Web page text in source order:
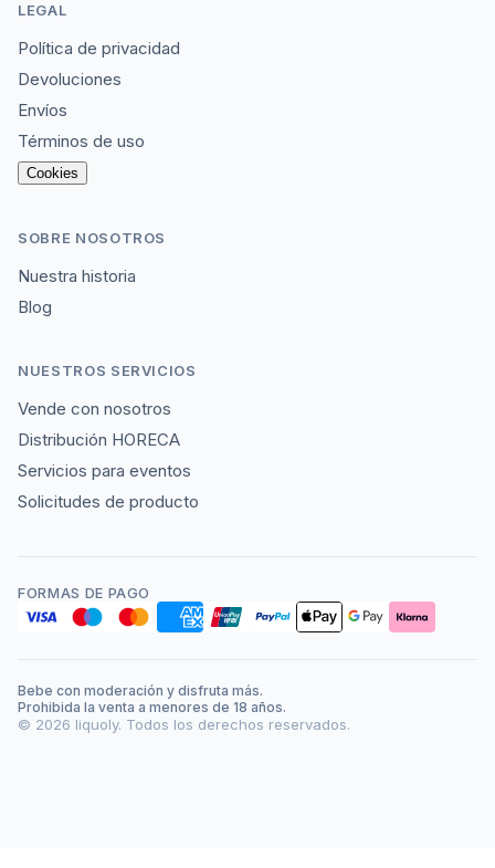
LEGAL
Política de privacidad
Devoluciones
Envíos
Términos de uso
Cookies
SOBRE NOSOTROS
Nuestra historia
Blog
NUESTROS SERVICIOS
Vende con nosotros
Distribución HORECA
Servicios para eventos
Solicitudes de producto
FORMAS DE PAGO
Bebe con moderación y disfruta más.
Prohibida la venta a menores de 18 años.
© 2026 liquoly. Todos los derechos reservados.